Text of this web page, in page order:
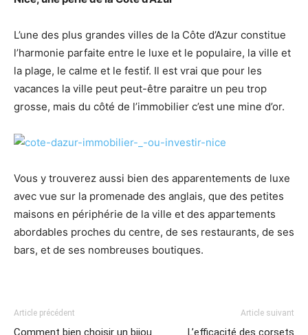
L’une des plus grandes villes de la Côte d’Azur constitue
l’harmonie parfaite entre le luxe et le populaire, la ville et
la plage, le calme et le festif. Il est vrai que pour les
vacances la ville peut peut-être paraitre un peu trop
grosse, mais du côté de l’immobilier c’est une mine d’or.
Vous y trouverez aussi bien des apparentements de luxe
avec vue sur la promenade des anglais, que des petites
maisons en périphérie de la ville et des appartements
abordables proches du centre, de ses restaurants, de ses
bars, et de ses nombreuses boutiques.
Article précédent Article suivant